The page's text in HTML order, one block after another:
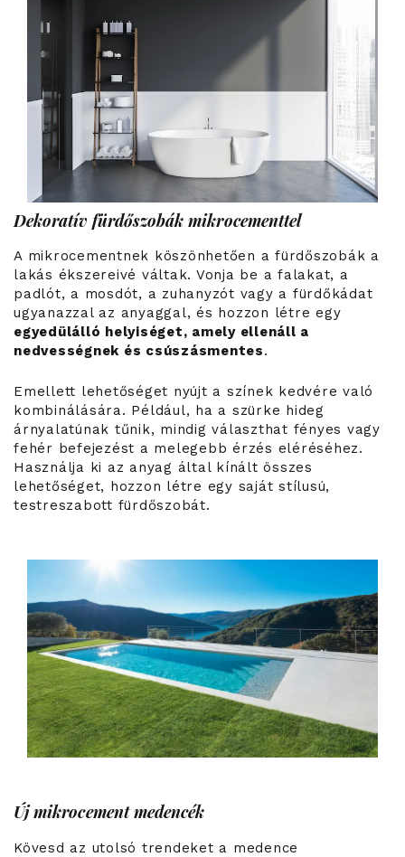
Dekoratív fürdőszobák mikrocementtel
A mikrocementnek köszönhetően a fürdőszobák a
lakás ékszereivé váltak. Vonja be a falakat, a
padlót, a mosdót, a zuhanyzót vagy a fürdőkádat
ugyanazzal az anyaggal, és hozzon létre egy
egyedülálló helyiséget, amely ellenáll a
nedvességnek és csúszásmentes.
Emellett lehetőséget nyújt a színek kedvére való
kombinálására. Például, ha a szürke hideg
árnyalatúnak tűnik, mindig választhat fényes vagy
fehér befejezést a melegebb érzés eléréséhez.
Használja ki az anyag által kínált összes
lehetőséget, hozzon létre egy saját stílusú,
testreszabott fürdőszobát.
Új mikrocement medencék
Kövesd az utolsó trendeket a medence